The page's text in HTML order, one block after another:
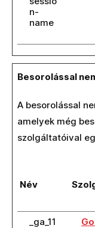
n-
name
Besorolással
A besorolással
amelyek még
szolgáltatóival
Név
_ga_11